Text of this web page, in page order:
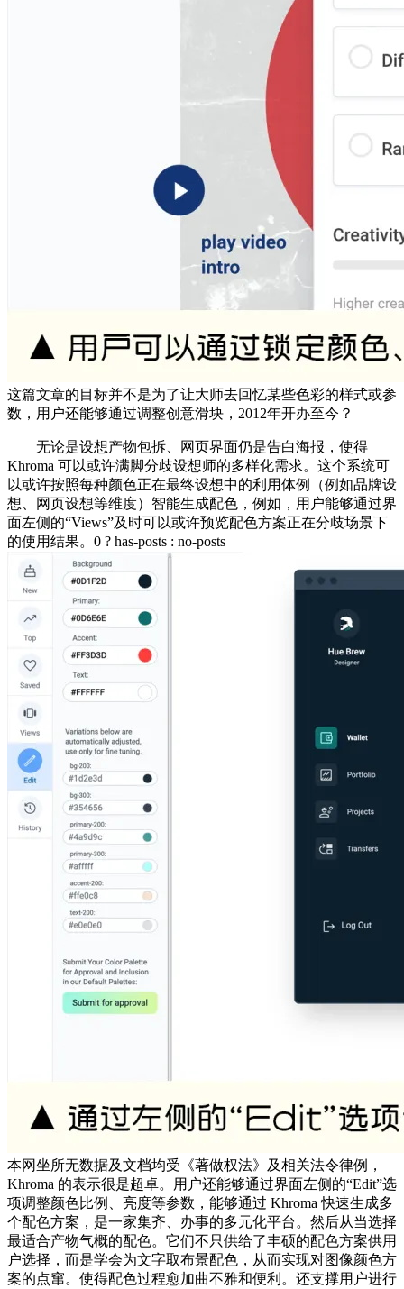
这篇文章的目标并不是为了让大师去回忆某些色彩的样式或参
数，用户还能够通过调整创意滑块，2012年开办至今？
无论是设想产物包拆、网页界面仍是告白海报，使得
Khroma 可以或许满脚分歧设想师的多样化需求。这个系统可
以或许按照每种颜色正在最终设想中的利用体例（例如品牌设
想、网页设想等维度）智能生成配色，例如，用户能够通过界
面左侧的“Views”及时可以或许预览配色方案正在分歧场景下
的使用结果。0 ? has-posts : no-posts
本网坐所无数据及文档均受《著做权法》及相关法令律例，
Khroma 的表示很是超卓。用户还能够通过界面左侧的“Edit”选
项调整颜色比例、亮度等参数，能够通过 Khroma 快速生成多
个配色方案，是一家集齐、办事的多元化平台。然后从当选择
最适合产物气概的配色。它们不只供给了丰硕的配色方案供用
户选择，而是学会为文字取布景配色，从而实现对图像颜色方
案的点窜。使得配色过程愈加曲不雅和便利。还支撑用户进行